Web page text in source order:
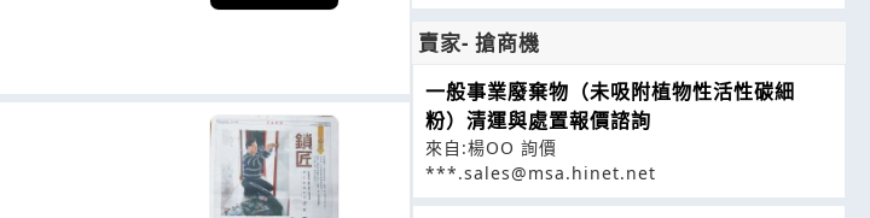
賣家- 搶商機
一般事業廢棄物（未吸附植物性活性碳細
粉）清運與處置報價諮詢
來自:楊OO 詢價
***.sales@msa.hinet.net